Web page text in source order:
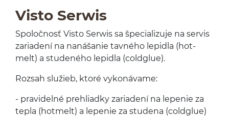
Visto Ser­wis
Spoločnosť Visto Ser­wis sa špe­cial­izuje na servis
zari­adení na nanášanie tavného lep­idla (hot­
melt) a stu­deného lep­idla (coldglue).
Rozsah služieb, ktoré vykonávame:
- pravidelné prehli­adky zari­adení na lep­e­nie za
tepla (hot­melt) a lep­e­nie za stu­dena (coldglue)